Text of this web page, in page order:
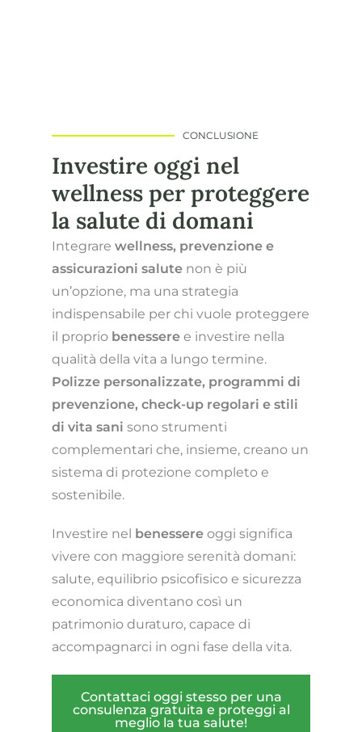
CONCLUSIONE
Investire oggi nel
wellness per proteggere
la salute di domani
Integrare wellness, prevenzione e
assicurazioni salute non è più
un’opzione, ma una strategia
indispensabile per chi vuole proteggere
il proprio benessere e investire nella
qualità della vita a lungo termine.
Polizze personalizzate, programmi di
prevenzione, check-up regolari e stili
di vita sani sono strumenti
complementari che, insieme, creano un
sistema di protezione completo e
sostenibile.
Investire nel benessere oggi significa
vivere con maggiore serenità domani:
salute, equilibrio psicofisico e sicurezza
economica diventano così un
patrimonio duraturo, capace di
accompagnarci in ogni fase della vita.
Contattaci oggi stesso per una
consulenza gratuita e proteggi al
meglio la tua salute!